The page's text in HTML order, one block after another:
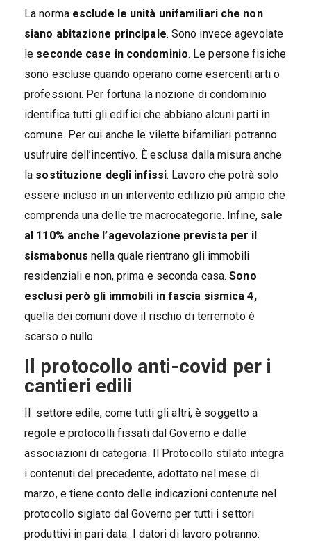
La norma esclude le unità unifamiliari che non
siano abitazione principale. Sono invece agevolate
le seconde case in condominio. Le persone fisiche
sono escluse quando operano come esercenti arti o
professioni. Per fortuna la nozione di condominio
identifica tutti gli edifici che abbiano alcuni parti in
comune. Per cui anche le vilette bifamiliari potranno
usufruire dell’incentivo. È esclusa dalla misura anche
la sostituzione degli infissi. Lavoro che potrà solo
essere incluso in un intervento edilizio più ampio che
comprenda una delle tre macrocategorie. Infine, sale
al 110% anche l’agevolazione prevista per il
sismabonus nella quale rientrano gli immobili
residenziali e non, prima e seconda casa.Sono
esclusi però gli immobili in fascia sismica 4,
quella dei comuni dove il rischio di terremoto è
scarso o nullo.
Il protocollo anti-covid per i
cantieri edili
Il settore edile, come tutti gli altri, è soggetto a
regole e protocolli fissati dal Governo e dalle
associazioni di categoria. Il Protocollo stilato integra
i contenuti del precedente, adottato nel mese di
marzo, e tiene conto delle indicazioni contenute nel
protocollo siglato dal Governo per tutti i settori
produttivi in pari data. I datori di lavoro potranno: